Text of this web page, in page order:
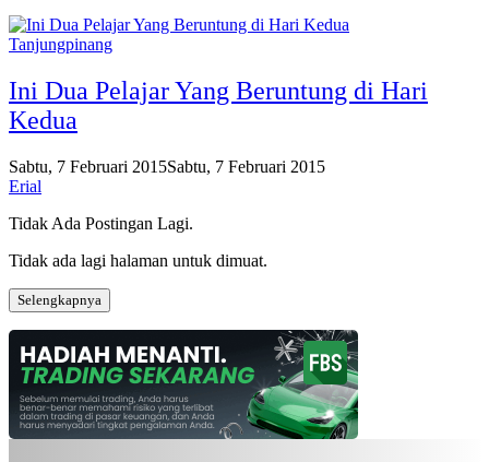
Tanjungpinang
Ini Dua Pelajar Yang Beruntung di Hari
Kedua
Sabtu, 7 Februari 2015Sabtu, 7 Februari 2015
Erial
Tidak Ada Postingan Lagi.
Tidak ada lagi halaman untuk dimuat.
Selengkapnya